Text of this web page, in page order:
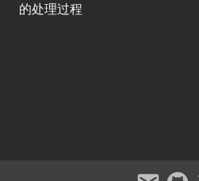
的处理过程